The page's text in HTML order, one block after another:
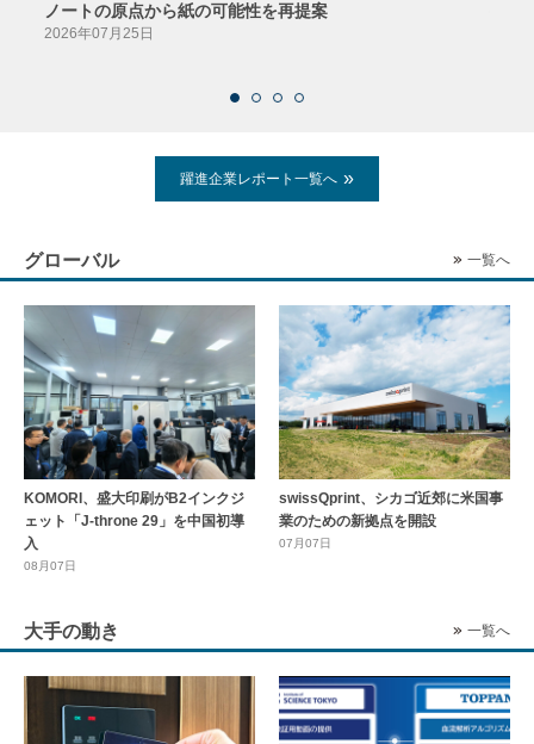
ノートの原点から紙の可能性を再提案
2026年07月25日
躍進企業レポート一覧へ
グローバル 一覧へ
KOMORI、盛大印刷がB2インクジ
ェット「J-throne 29」を中国初導
入
08月07日
swissQprint、シカゴ近郊に⽶国事
業のための新拠点を開設
07月07日
大手の動き 一覧へ